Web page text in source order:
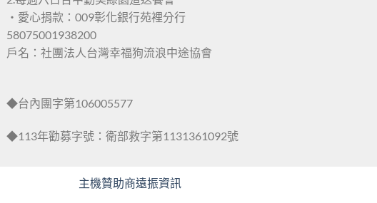
・愛心捐款：009彰化銀行苑裡分行
58075001938200
戶名：社團法人台灣幸福狗流浪中途協會
◆台內團字第106005577
◆113年勸募字號：衛部救字第1131361092號
主機贊助商遠振資訊